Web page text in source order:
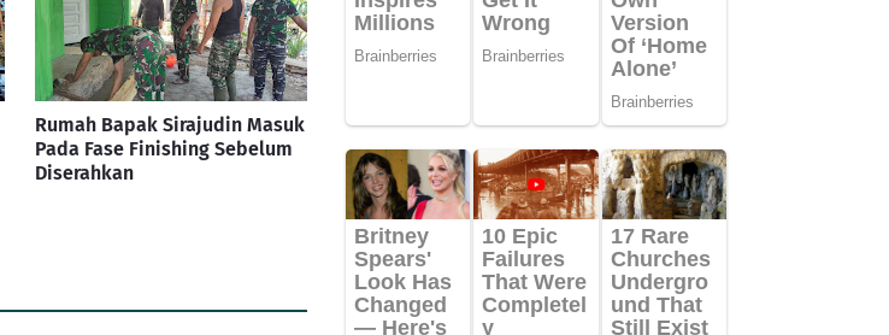
Rumah Bapak Sirajudin Masuk
Pada Fase Finishing Sebelum
Diserahkan